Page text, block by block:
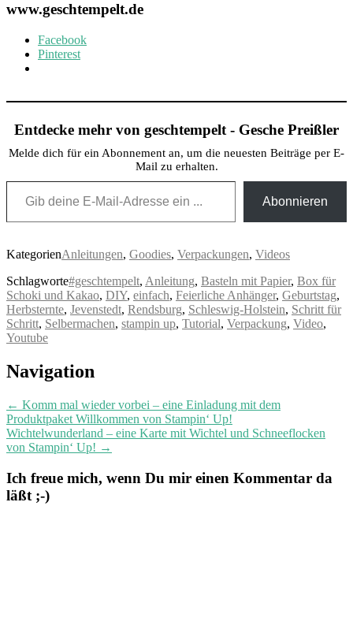
www.geschtempelt.de
Facebook
Pinterest
Entdecke mehr von geschtempelt - Gesche Preißler
Melde dich für ein Abonnement an, um die neuesten Beiträge per E-
Mail zu erhalten.
Gib deine E-Mail-Adresse ein ...
Abonnieren
KategorienAnleitungen, Goodies, Verpackungen, Videos
Schlagworte#geschtempelt, Anleitung, Basteln mit Papier, Box für
Schoki und Kakao, DIY, einfach, Feierliche Anhänger, Geburtstag,
Herbsternte, Jevenstedt, Rendsburg, Schleswig-Holstein, Schritt für
Schritt, Selbermachen, stampin up, Tutorial, Verpackung, Video,
Youtube
Post
Navigation
← Komm mal wieder vorbei – eine Einladung mit dem
Produktpaket Willkommen von Stampin‘ Up!
Wichtelwunderland – eine Karte mit Wichtel und Schneeflocken
von Stampin‘ Up! →
Ich freue mich, wenn Du mir einen Kommentar da
läßt ;-)